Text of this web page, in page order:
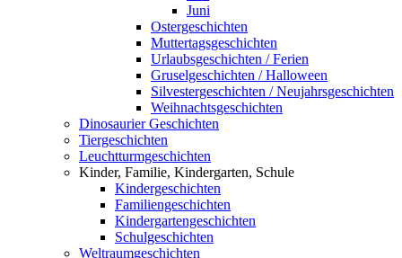
Juni
Ostergeschichten
Muttertagsgeschichten
Urlaubsgeschichten / Ferien
Gruselgeschichten / Halloween
Silvestergeschichten / Neujahrsgeschichten
Weihnachtsgeschichten
Dinosaurier Geschichten
Tiergeschichten
Leuchtturmgeschichten
Kinder, Familie, Kindergarten, Schule
Kindergeschichten
Familiengeschichten
Kindergartengeschichten
Schulgeschichten
Weltraumgeschichten